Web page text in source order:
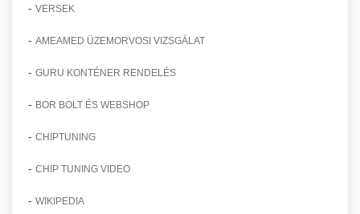
- VERSEK
- AMEAMED ÜZEMORVOSI VIZSGÁLAT
- GURU KONTÉNER RENDELÉS
- BOR BOLT ÉS WEBSHOP
- CHIPTUNING
- CHIP TUNING VIDEO
- WIKIPEDIA